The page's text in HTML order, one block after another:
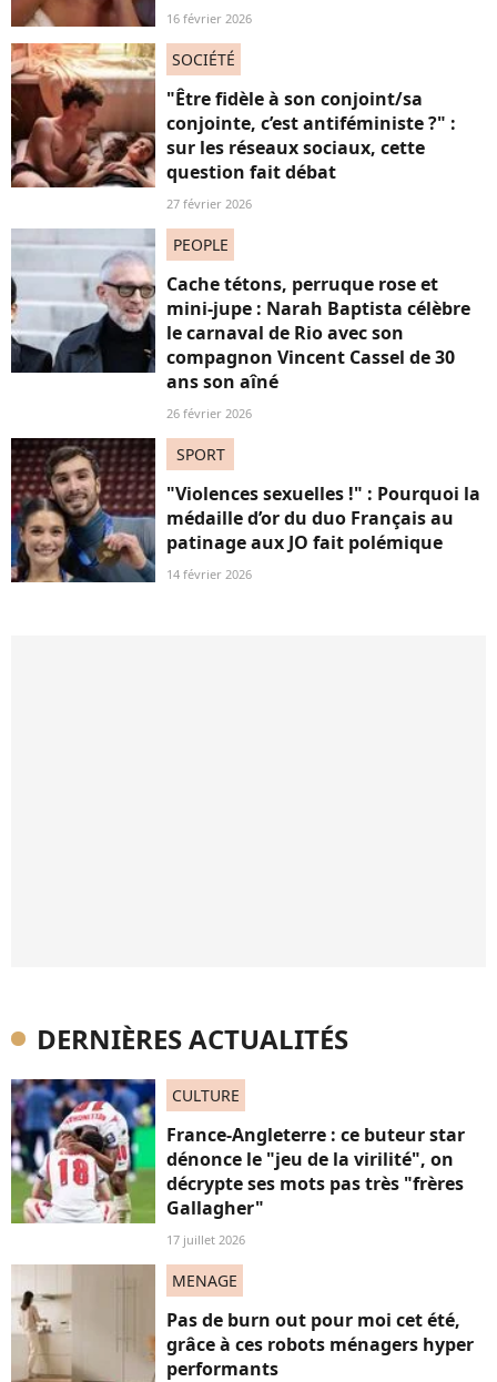
16 février 2026
SOCIÉTÉ
"Être fidèle à son conjoint/sa
conjointe, c’est antiféministe ?" :
sur les réseaux sociaux, cette
question fait débat
27 février 2026
PEOPLE
Cache tétons, perruque rose et
mini-jupe : Narah Baptista célèbre
le carnaval de Rio avec son
compagnon Vincent Cassel de 30
ans son aîné
26 février 2026
SPORT
"Violences sexuelles !" : Pourquoi la
médaille d’or du duo Français au
patinage aux JO fait polémique
14 février 2026
DERNIÈRES ACTUALITÉS
CULTURE
France-Angleterre : ce buteur star
dénonce le "jeu de la virilité", on
décrypte ses mots pas très "frères
Gallagher"
17 juillet 2026
MENAGE
Pas de burn out pour moi cet été,
grâce à ces robots ménagers hyper
performants